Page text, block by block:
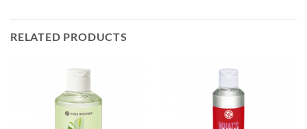
RELATED PRODUCTS